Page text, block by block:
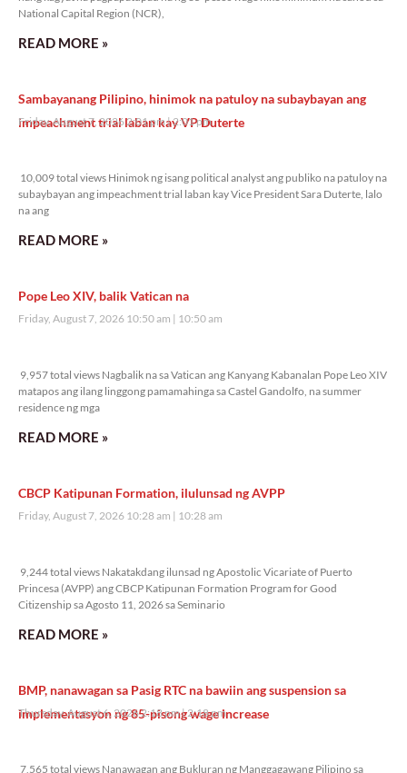
National Capital Region (NCR),
READ MORE »
Sambayanang Pilipino, hinimok na patuloy na subaybayan ang
impeachment trial laban kay VP Duterte
Friday, August 7, 2026 2:01 pm 2:01 pm
10,009 total views Hinimok ng isang political analyst ang publiko na patuloy na
subaybayan ang impeachment trial laban kay Vice President Sara Duterte, lalo
na ang
READ MORE »
Pope Leo XIV, balik Vatican na
Friday, August 7, 2026 10:50 am 10:50 am
9,957 total views Nagbalik na sa Vatican ang Kanyang Kabanalan Pope Leo XIV
matapos ang ilang linggong pamamahinga sa Castel Gandolfo, na summer
residence ng mga
READ MORE »
CBCP Katipunan Formation, ilulunsad ng AVPP
Friday, August 7, 2026 10:28 am 10:28 am
9,244 total views Nakatakdang ilunsad ng Apostolic Vicariate of Puerto
Princesa (AVPP) ang CBCP Katipunan Formation Program for Good
Citizenship sa Agosto 11, 2026 sa Seminario
READ MORE »
BMP, nanawagan sa Pasig RTC na bawiin ang suspension sa
implementasyon ng 85-pisong wage increase
Thursday, August 6, 2026 2:18 pm 2:18 pm
7,565 total views Nanawagan ang Bukluran ng Manggagawang Pilipino sa